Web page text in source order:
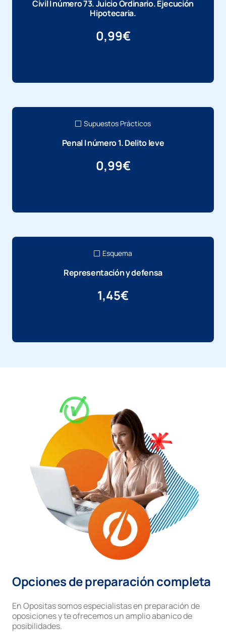
Civil I número 73. Juicio Ordinario. Ejecución
Hipotecaria.
0,99€
Supuestos Prácticos
Penal I número 1. Delito leve
0,99€
Esquema
Representación y defensa
1,45€
Opciones de preparación completa
En Opositas somos especialistas en preparación de
oposiciones y te ofrecemos un amplio abanico de
posibilidades.